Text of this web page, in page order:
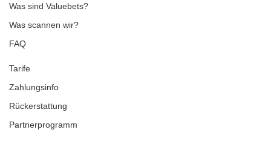
Was sind Valuebets?
Was scannen wir?
FAQ
Tarife
Zahlungsinfo
Rückerstattung
Partnerprogramm